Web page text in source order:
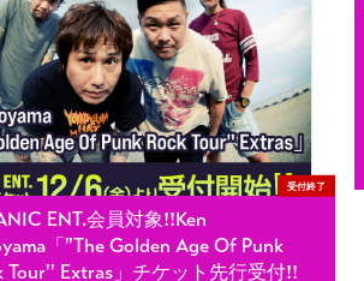
受付終了
ENT.会員対象!!Ken
「"The Golden Age Of Punk
Tour'' Extras」チケット先行受付!!